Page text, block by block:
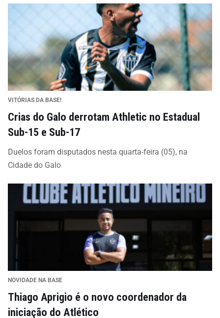
VITÓRIAS DA BASE!
Crias do Galo derrotam Athletic no Estadual
Sub-15 e Sub-17
Duelos foram disputados nesta quarta-feira (05), na
Cidade do Galo
NOVIDADE NA BASE
Thiago Aprigio é o novo coordenador da
iniciação do Atlético